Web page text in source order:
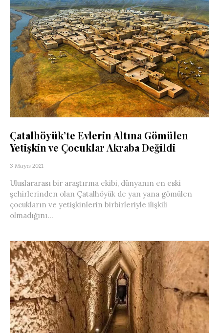
Çatalhöyük’te Evlerin Altına Gömülen
Yetişkin ve Çocuklar Akraba Değildi
3 Mayıs 2021
Uluslararası bir araştırma ekibi, dünyanın en eski
şehirlerinden olan Çatalhöyük de yan yana gömülen
çocukların ve yetişkinlerin birbirleriyle ilişkili
olmadığını...